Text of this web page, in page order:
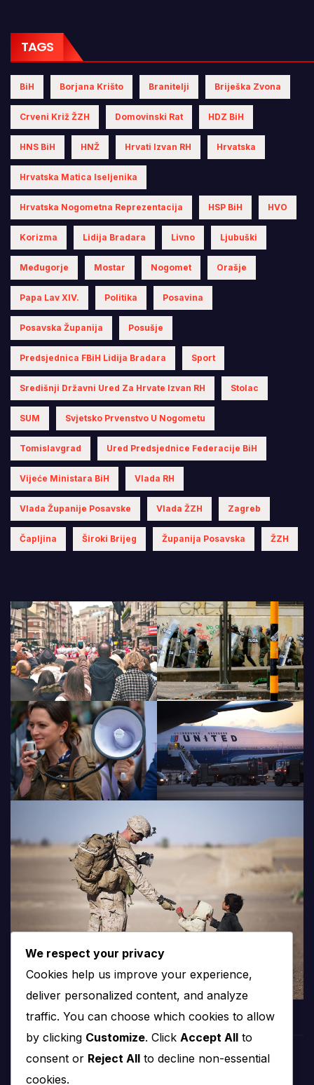
TAGS
BiH Borjana Krišto Branitelji Briješka Zvona
Crveni Križ ŽZH Domovinski Rat HDZ BiH
HNS BiH HNŽ Hrvati Izvan RH Hrvatska
Hrvatska Matica Iseljenika
Hrvatska Nogometna Reprezentacija HSP BiH HVO
Korizma Lidija Bradara Livno Ljubuški
Međugorje Mostar Nogomet Orašje
Papa Lav XIV. Politika Posavina
Posavska Županija Posušje
Predsjednica FBiH Lidija Bradara Sport
Središnji Državni Ured Za Hrvate Izvan RH Stolac
SUM Svjetsko Prvenstvo U Nogometu
Tomislavgrad Ured Predsjednice Federacije BiH
Vijeće Ministara BiH Vlada RH
Vlada Županije Posavske Vlada ŽZH Zagreb
Čapljina Široki Brijeg Županija Posavska ŽZH
We respect your privacy
Cookies help us improve your experience,
deliver personalized content, and analyze
traffic. You can choose which cookies to allow
by clicking Customize. Click Accept All to
consent or Reject All to decline non-essential
cookies.